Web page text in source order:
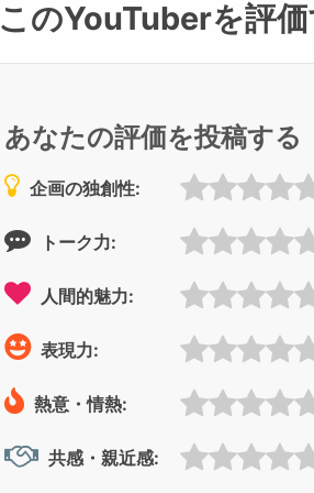
このYouTuberを評
あなたの評価を投稿する
企画の独創性:
トーク力:
人間的魅力:
表現力:
熱意・情熱:
共感・親近感: